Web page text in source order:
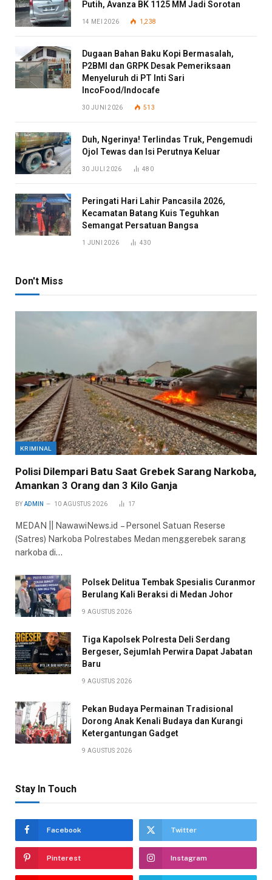
Putih, Avanza BK 1125 MM Jadi Sorotan
14 MEI 2026 1,238
Dugaan Bahan Baku Kopi Bermasalah,
P2BMI dan GRPK Desak Pemeriksaan
Menyeluruh di PT Inti Sari
IncoFood/Indocafe
30 JUNI 2026 513
Duh, Ngerinya! Terlindas Truk, Pengemudi
Ojol Tewas dan Isi Perutnya Keluar
30 JULI 2026 480
Peringati Hari Lahir Pancasila 2026,
Kecamatan Batang Kuis Teguhkan
Semangat Persatuan Bangsa
1 JUNI 2026 430
Don't Miss
KRIMINAL
Polisi Dilempari Batu Saat Grebek Sarang Narkoba,
Amankan 3 Orang dan 3 Kilo Ganja
BY ADMIN 10 AGUSTUS 2026 17
MEDAN || NawawiNews.id – Personel Satuan Reserse
(Satres) Narkoba Polrestabes Medan menggerebek sarang
narkoba di…
Polsek Delitua Tembak Spesialis Curanmor
Berulang Kali Beraksi di Medan Johor
9 AGUSTUS 2026
Tiga Kapolsek Polresta Deli Serdang
Bergeser, Sejumlah Perwira Dapat Jabatan
Baru
9 AGUSTUS 2026
Pekan Budaya Permainan Tradisional
Dorong Anak Kenali Budaya dan Kurangi
Ketergantungan Gadget
9 AGUSTUS 2026
Stay In Touch
Facebook Twitter
Pinterest Instagram